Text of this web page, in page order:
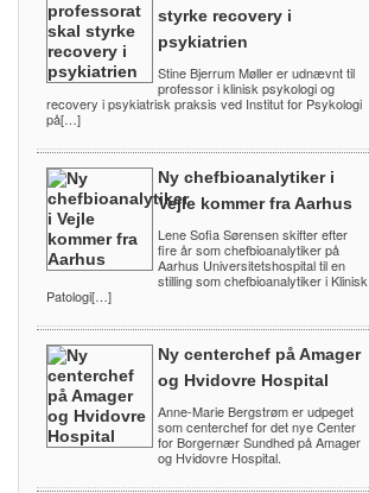
styrke recovery i
psykiatrien
Stine Bjerrum Møller er udnævnt til
professor i klinisk psykologi og
recovery i psykiatrisk praksis ved Institut for Psykologi
på[…]
Ny chefbioanalytiker i
Vejle kommer fra Aarhus
Lene Sofia Sørensen skifter efter
fire år som chefbioanalytiker på
Aarhus Universitetshospital til en
stilling som chefbioanalytiker i Klinisk
Patologi[…]
Ny centerchef på Amager
og Hvidovre Hospital
Anne-Marie Bergstrøm er udpeget
som centerchef for det nye Center
for Borgernær Sundhed på Amager
og Hvidovre Hospital.